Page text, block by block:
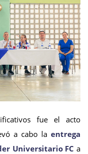
fue el acto
a cabo la entrega
Universitario FC a